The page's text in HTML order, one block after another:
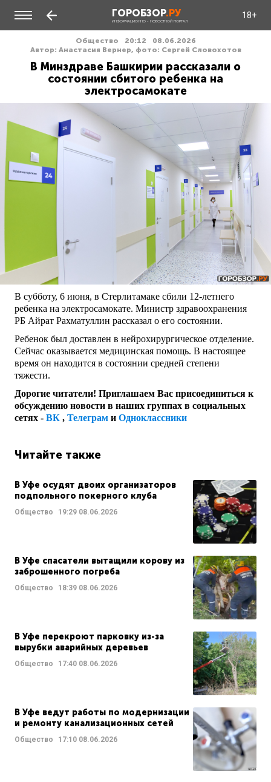
ГОРОБЗОР.РУ
ИНФОРМАЦИОННО - НОВОСТНОЙ ПОРТАЛ
18+
Общество 20:12
08.06.2026
Автор: Анастасия Вернер, фото: Сергей Словохотов
В Минздраве Башкирии рассказали о
состоянии сбитого ребенка на
электросамокате
В субботу, 6 июня, в Стерлитамаке сбили 12-летнего
ребенка на электросамокате. Министр здравоохранения
РБ Айрат Рахматуллин рассказал о его состоянии.
Ребенок был доставлен в нейрохирургическое отделение.
Сейчас оказывается медицинская помощь. В настоящее
время он находится в состоянии средней степени
тяжести.
Дорогие читатели! Приглашаем Вас присоединиться к
обсуждению новости в наших группах в социальных
сетях - ВК , Телеграм и Одноклассники
Читайте также
В Уфе осудят двоих организаторов
подпольного покерного клуба
Общество 19:29 08.06.2026
В Уфе спасатели вытащили корову из
заброшенного погреба
Общество 18:39 08.06.2026
В Уфе перекроют парковку из-за
вырубки аварийных деревьев
Общество 17:40 08.06.2026
В Уфе ведут работы по модернизации
и ремонту канализационных сетей
Общество 17:10 08.06.2026